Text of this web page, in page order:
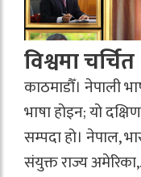
विश्वमा
काठमाडौँ। नेपाली
भाषा होइन; यो
सम्पदा हो। नेपाल,
संयुक्त राज्य